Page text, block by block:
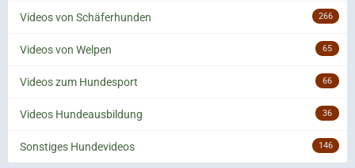
Videos von Schäferhunden 266
Videos von Welpen 65
Videos zum Hundesport 66
Videos Hundeausbildung 36
Sonstiges Hundevideos 146